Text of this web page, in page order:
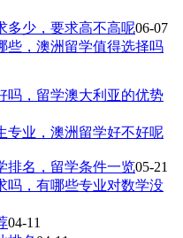
多少，要求高不高呢06-07
些，澳洲留学值得选择吗
吗，留学澳大利亚的优势
专业，澳洲留学好不好呢
排名，留学条件一览05-21
吗，有哪些专业对数学没
04-11